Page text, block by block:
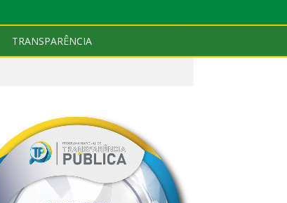
TRANSPARÊNCIA